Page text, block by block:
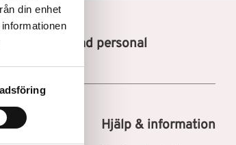
din enhet
Utbildad personal
C Hjälp & information